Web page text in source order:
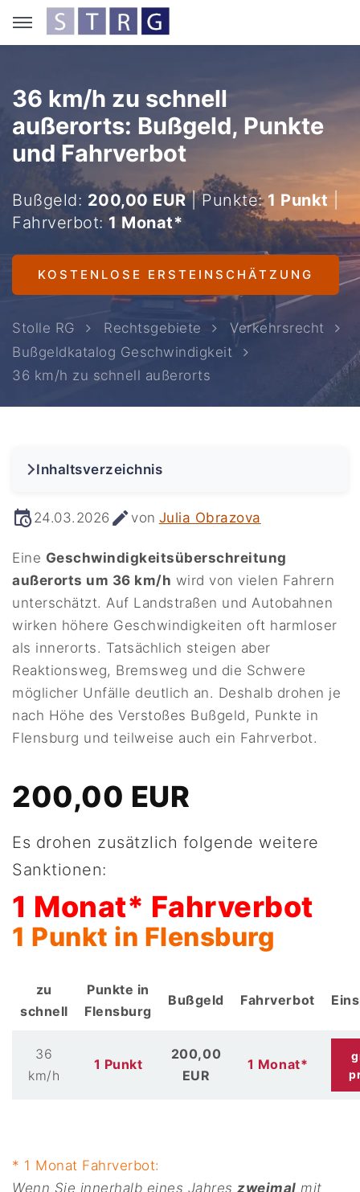
36 km/h zu schnell
außerorts: Bußgeld, Punkte
und Fahrverbot
Bußgeld: 200,00 EUR| Punkte: 1 Punkt
Fahrverbot: 1 Monat*
KOSTENLOSE ERSTEINSCHÄTZUNG
Stolle RG Rechtsgebiete
Verkehrsrecht
Bußgeldkatalog Geschwindigkeit
36 km/h zu schnell außerorts
24.03.2026 von Julia Obrazova
Eine Geschwindigkeitsüberschreitung
außerorts um 36 km/h wird von vielen Fahrern
unterschätzt. Auf Landstraßen und Autobahnen
wirken höhere Geschwindigkeiten oft harmloser
als innerorts. Tatsächlich steigen aber
Reaktionsweg, Bremsweg und die Schwere
möglicher Unfälle deutlich an. Deshalb drohen je
nach Höhe des Verstoßes Bußgeld, Punkte in
Flensburg und teilweise auch ein Fahrverbot.
200,00 EUR
Es drohen zusätzlich folgende weitere
Sanktionen:
1 Monat* Fahrverbot
1 Punkt in Flensburg
zu
schnell
Punkte in
Flensburg
Bußgeld Fahrverbot
36
km/h
1 Punkt
200,00
EUR
1 Monat*
* 1 Monat Fahrverbot:
Wenn Sie innerhalb eines Jahreszweimal mit
Inhaltsverzeichnis